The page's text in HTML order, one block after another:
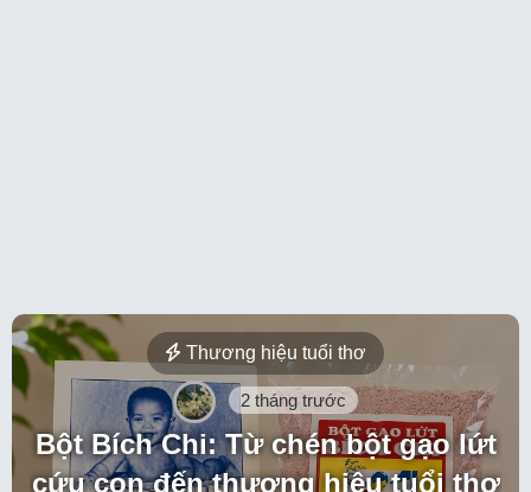
Thương hiệu tuổi thơ
2 tháng trước
Bột Bích Chi: Từ chén bột gạo lứt
cứu con đến thương hiệu tuổi thơ